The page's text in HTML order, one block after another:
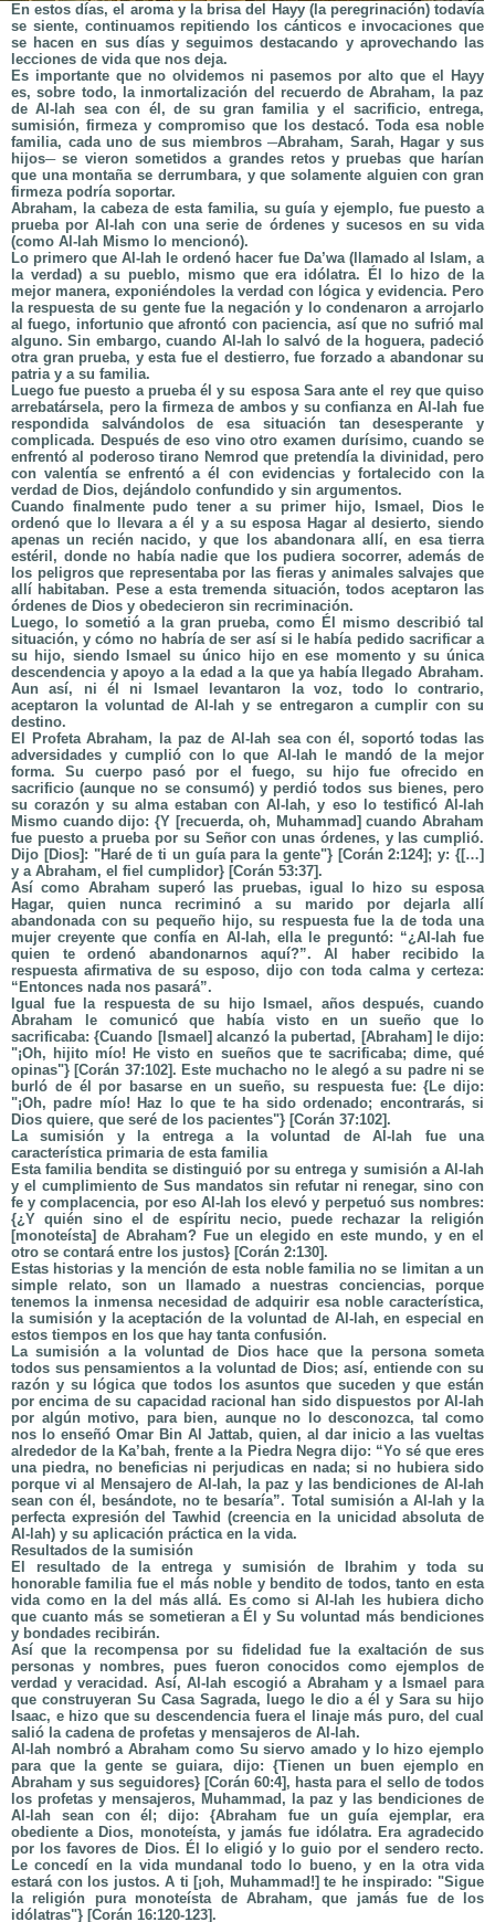
En estos días, el aroma y la brisa del Hayy (la peregrinación) todavía
se siente, continuamos repitiendo los cánticos e invocaciones que
se hacen en sus días y seguimos destacando y aprovechando las
lecciones de vida que nos deja.
Es importante que no olvidemos ni pasemos por alto que el Hayy
es, sobre todo, la inmortalización del recuerdo de Abraham, la paz
de Al-lah sea con él, de su gran familia y el sacrificio, entrega,
sumisión, firmeza y compromiso que los destacó. Toda esa noble
familia, cada uno de sus miembros ─Abraham, Sarah, Hagar y sus
hijos─ se vieron sometidos a grandes retos y pruebas que harían
que una montaña se derrumbara, y que solamente alguien con gran
firmeza podría soportar.
Abraham, la cabeza de esta familia, su guía y ejemplo, fue puesto a
prueba por Al-lah con una serie de órdenes y sucesos en su vida
(como Al-lah Mismo lo mencionó).
Lo primero que Al-lah le ordenó hacer fue Da’wa (llamado al Islam, a
la verdad) a su pueblo, mismo que era idólatra. Él lo hizo de la
mejor manera, exponiéndoles la verdad con lógica y evidencia. Pero
la respuesta de su gente fue la negación y lo condenaron a arrojarlo
al fuego, infortunio que afrontó con paciencia, así que no sufrió mal
alguno. Sin embargo, cuando Al-lah lo salvó de la hoguera, padeció
otra gran prueba, y esta fue el destierro, fue forzado a abandonar su
patria y a su familia.
Luego fue puesto a prueba él y su esposa Sara ante el rey que quiso
arrebatársela, pero la firmeza de ambos y su confianza en Al-lah fue
respondida salvándolos de esa situación tan desesperante y
complicada. Después de eso vino otro examen durísimo, cuando se
enfrentó al poderoso tirano Nemrod que pretendía la divinidad, pero
con valentía se enfrentó a él con evidencias y fortalecido con la
verdad de Dios, dejándolo confundido y sin argumentos.
Cuando finalmente pudo tener a su primer hijo, Ismael, Dios le
ordenó que lo llevara a él y a su esposa Hagar al desierto, siendo
apenas un recién nacido, y que los abandonara allí, en esa tierra
estéril, donde no había nadie que los pudiera socorrer, además de
los peligros que representaba por las fieras y animales salvajes que
allí habitaban. Pese a esta tremenda situación, todos aceptaron las
órdenes de Dios y obedecieron sin recriminación.
Luego, lo sometió a la gran prueba, como Él mismo describió tal
situación, y cómo no habría de ser así si le había pedido sacrificar a
su hijo, siendo Ismael su único hijo en ese momento y su única
descendencia y apoyo a la edad a la que ya había llegado Abraham.
Aun así, ni él ni Ismael levantaron la voz, todo lo contrario,
aceptaron la voluntad de Al-lah y se entregaron a cumplir con su
destino.
El Profeta Abraham, la paz de Al-lah sea con él, soportó todas las
adversidades y cumplió con lo que Al-lah le mandó de la mejor
forma. Su cuerpo pasó por el fuego, su hijo fue ofrecido en
sacrificio (aunque no se consumó) y perdió todos sus bienes, pero
su corazón y su alma estaban con Al-lah, y eso lo testificó Al-lah
Mismo cuando dijo: {Y [recuerda, oh, Muhammad] cuando Abraham
fue puesto a prueba por su Señor con unas órdenes, y las cumplió.
Dijo [Dios]: "Haré de ti un guía para la gente"} [Corán 2:124]; y: {[…]
y a Abraham, el fiel cumplidor} [Corán 53:37].
Así como Abraham superó las pruebas, igual lo hizo su esposa
Hagar, quien nunca recriminó a su marido por dejarla allí
abandonada con su pequeño hijo, su respuesta fue la de toda una
mujer creyente que confía en Al-lah, ella le preguntó: “¿Al-lah fue
quien te ordenó abandonarnos aquí?”. Al haber recibido la
respuesta afirmativa de su esposo, dijo con toda calma y certeza:
“Entonces nada nos pasará”.
Igual fue la respuesta de su hijo Ismael, años después, cuando
Abraham le comunicó que había visto en un sueño que lo
sacrificaba: {Cuando [Ismael] alcanzó la pubertad, [Abraham] le dijo:
"¡Oh, hijito mío! He visto en sueños que te sacrificaba; dime, qué
opinas"} [Corán 37:102]. Este muchacho no le alegó a su padre ni se
burló de él por basarse en un sueño, su respuesta fue: {Le dijo:
"¡Oh, padre mío! Haz lo que te ha sido ordenado; encontrarás, si
Dios quiere, que seré de los pacientes"} [Corán 37:102].
La sumisión y la entrega a la voluntad de Al-lah fue una
característica primaria de esta familia
Esta familia bendita se distinguió por su entrega y sumisión a Al-lah
y el cumplimiento de Sus mandatos sin refutar ni renegar, sino con
fe y complacencia, por eso Al-lah los elevó y perpetuó sus nombres:
{¿Y quién sino el de espíritu necio, puede rechazar la religión
[monoteísta] de Abraham? Fue un elegido en este mundo, y en el
otro se contará entre los justos} [Corán 2:130].
Estas historias y la mención de esta noble familia no se limitan a un
simple relato, son un llamado a nuestras conciencias, porque
tenemos la inmensa necesidad de adquirir esa noble característica,
la sumisión y la aceptación de la voluntad de Al-lah, en especial en
estos tiempos en los que hay tanta confusión.
La sumisión a la voluntad de Dios hace que la persona someta
todos sus pensamientos a la voluntad de Dios; así, entiende con su
razón y su lógica que todos los asuntos que suceden y que están
por encima de su capacidad racional han sido dispuestos por Al-lah
por algún motivo, para bien, aunque no lo desconozca, tal como
nos lo enseñó Omar Bin Al Jattab, quien, al dar inicio a las vueltas
alrededor de la Ka’bah, frente a la Piedra Negra dijo: “Yo sé que eres
una piedra, no beneficias ni perjudicas en nada; si no hubiera sido
porque vi al Mensajero de Al-lah, la paz y las bendiciones de Al-lah
sean con él, besándote, no te besaría”. Total sumisión a Al-lah y la
perfecta expresión del Tawhid (creencia en la unicidad absoluta de
Al-lah) y su aplicación práctica en la vida.
Resultados de la sumisión
El resultado de la entrega y sumisión de Ibrahim y toda su
honorable familia fue el más noble y bendito de todos, tanto en esta
vida como en la del más allá. Es como si Al-lah les hubiera dicho
que cuanto más se sometieran a Él y Su voluntad más bendiciones
y bondades recibirán.
Así que la recompensa por su fidelidad fue la exaltación de sus
personas y nombres, pues fueron conocidos como ejemplos de
verdad y veracidad. Así, Al-lah escogió a Abraham y a Ismael para
que construyeran Su Casa Sagrada, luego le dio a él y Sara su hijo
Isaac, e hizo que su descendencia fuera el linaje más puro, del cual
salió la cadena de profetas y mensajeros de Al-lah.
Al-lah nombró a Abraham como Su siervo amado y lo hizo ejemplo
para que la gente se guiara, dijo: {Tienen un buen ejemplo en
Abraham y sus seguidores} [Corán 60:4], hasta para el sello de todos
los profetas y mensajeros, Muhammad, la paz y las bendiciones de
Al-lah sean con él; dijo: {Abraham fue un guía ejemplar, era
obediente a Dios, monoteísta, y jamás fue idólatra. Era agradecido
por los favores de Dios. Él lo eligió y lo guio por el sendero recto.
Le concedí en la vida mundanal todo lo bueno, y en la otra vida
estará con los justos. A ti [¡oh, Muhammad!] te he inspirado: "Sigue
la religión pura monoteísta de Abraham, que jamás fue de los
idólatras"} [Corán 16:120-123].